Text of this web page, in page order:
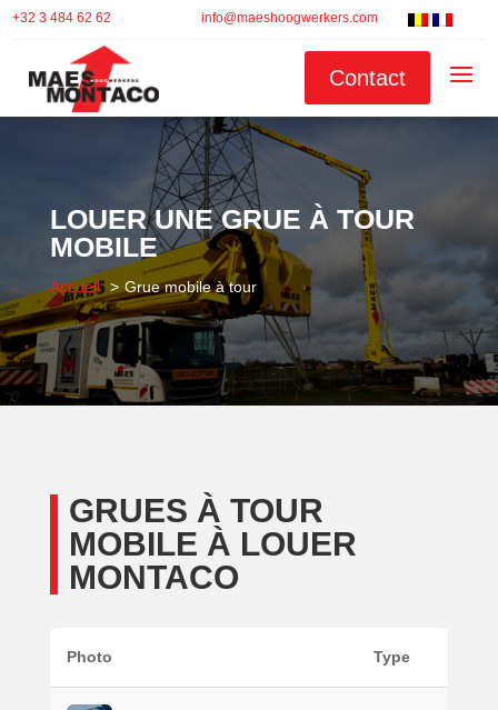
+32 3 484 62 62 info@maeshoogwerkers.com
Contact
LOUER UNE GRUE À TOUR
MOBILE
Accueil Grue mobile à tour
GRUES À TOUR
MOBILE À LOUER
MONTACO
Photo Type